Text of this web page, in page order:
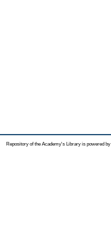
Repository of the Academy's Library is powered by